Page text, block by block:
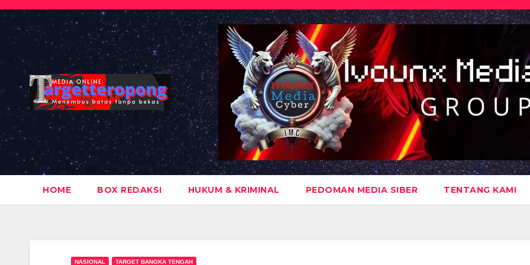
Skip
content
HOME BOX REDAKSI HUKUM & KRIMINAL PEDOMAN MEDIA SIBER TENTANG KAMI
NASIONAL TARGET BANGKA TENGAH